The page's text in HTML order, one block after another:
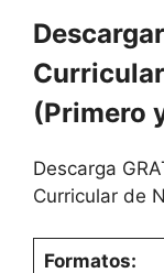
(Primero
Descarga
Curricular de
Formatos: